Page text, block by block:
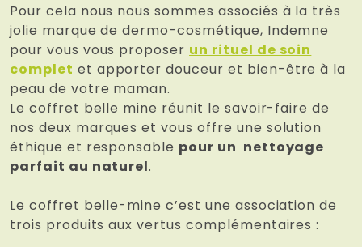
Pour cela nous nous sommes associés à la très
jolie marque de dermo-cosmétique, Indemne
pour vous vous proposer un rituel de soin
complet et apporter douceur et bien-être à la
peau de votre maman.
Le coffret belle mine réunit le savoir-faire de
nos deux marques et vous offre une solution
éthique et responsable pour un nettoyage
parfait au naturel.
Le coffret belle-mine c’est une association de
trois produits aux vertus complémentaires :